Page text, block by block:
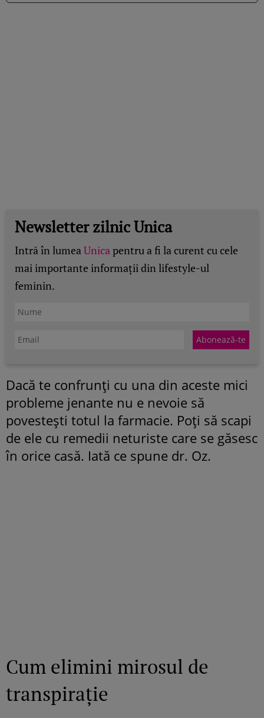
Newsletter zilnic Unica
Intră în lumeaUnicapentru a fi la curent cu cele
mai importante informații din lifestyle-ul
feminin.
Dacă te confrunţi cu una din aceste mici
probleme jenante nu e nevoie să
povesteşti totul la farmacie. Poţi să scapi
de ele cu remedii neturiste care se găsesc
în orice casă. Iată ce spune dr. Oz.
Cum elimini mirosul de
transpiraţie